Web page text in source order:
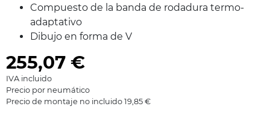
Compuesto de la banda de rodadura termo-
adaptativo
Dibujo en forma de V
255,07 €
IVA incluido
Precio por neumático
Precio de montaje no incluido 19,85 €